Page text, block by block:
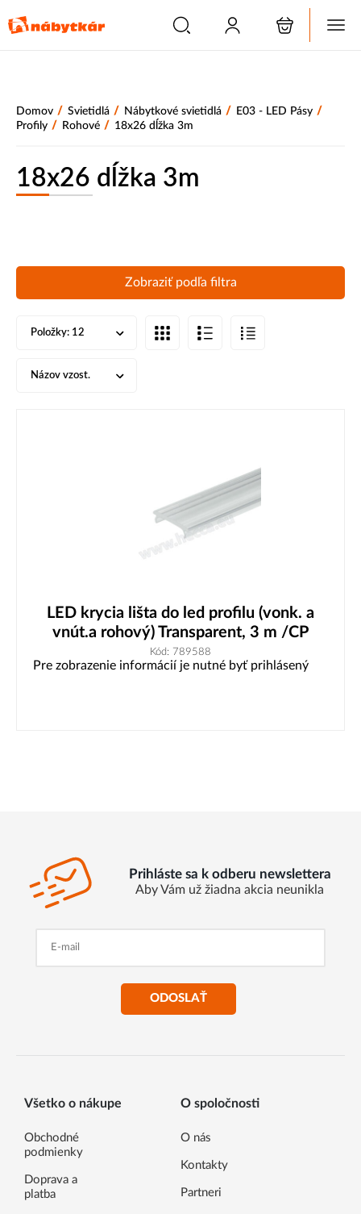
Domov / Svietidlá / Nábytkové svietidlá / E03 - LED Pásy /
Profily / Rohové / 18x26 dĺžka 3m
18x26 dĺžka 3m
Zobraziť podľa filtra
Položky: 12
Názov vzost.
LED krycia lišta do led profilu (vonk. a
vnút.a rohový) Transparent, 3 m /CP
Kód: 789588
Pre zobrazenie informácií je nutné byť prihlásený
Prihláste sa k odberu newslettera
Aby Vám už žiadna akcia neunikla
ODOSLAŤ
Všetko o nákupe
Obchodné
podmienky
Doprava a
platba
O spoločnosti
O nás
Kontakty
Partneri